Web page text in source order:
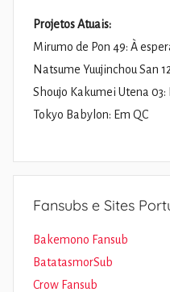
Projetos Atuais:
Mirumo de Pon 49: À
Natsume Yuujinchou San
Shoujo Kakumei Utena 03:
Tokyo Babylon: Em QC
Fansubs e Sites
Bakemono Fansub
BatatasmorSub
Crow Fansub